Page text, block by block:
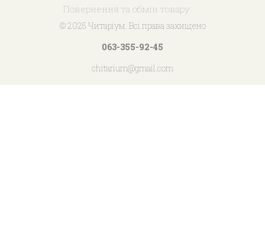
Повернення та обмін товару
© 2025 Читаріум. Всі права захищено
063-355-92-45
chitarium@gmail.com